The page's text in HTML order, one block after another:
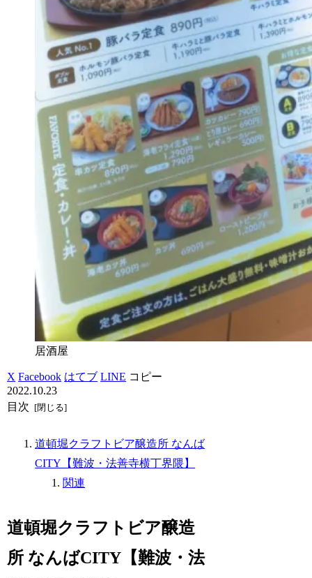
居酒屋
X Facebook はてブ LINE コピー
2022.10.23
目次
道頓堀クラフトビア醸造所 なんば
CITY【難波・法善寺横丁界隈】
関連
道頓堀クラフトビア醸造
所 なんばCITY【難波・法